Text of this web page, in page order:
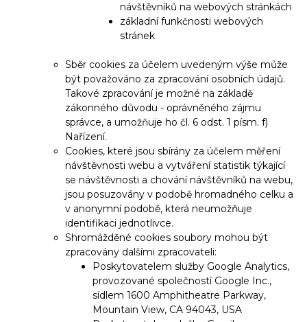
návštěvníků na webových stránkách
základní funkčnosti webových
stránek
Sběr cookies za účelem uvedeným výše může
být považováno za zpracování osobních údajů.
Takové zpracování je možné na základě
zákonného důvodu - oprávněného zájmu
správce, a umožňuje ho čl. 6 odst. 1 písm. f)
Nařízení.
Cookies, které jsou sbírány za účelem měření
návštěvnosti webu a vytváření statistik týkající
se návštěvnosti a chování návštěvníků na webu,
jsou posuzovány v podobě hromadného celku a
v anonymní podobě, která neumožňuje
identifikaci jednotlivce.
Shromážděné cookies soubory mohou být
zpracovány dalšími zpracovateli:
Poskytovatelem služby Google Analytics,
provozované společností Google Inc.,
sídlem 1600 Amphitheatre Parkway,
Mountain View, CA 94043, USA